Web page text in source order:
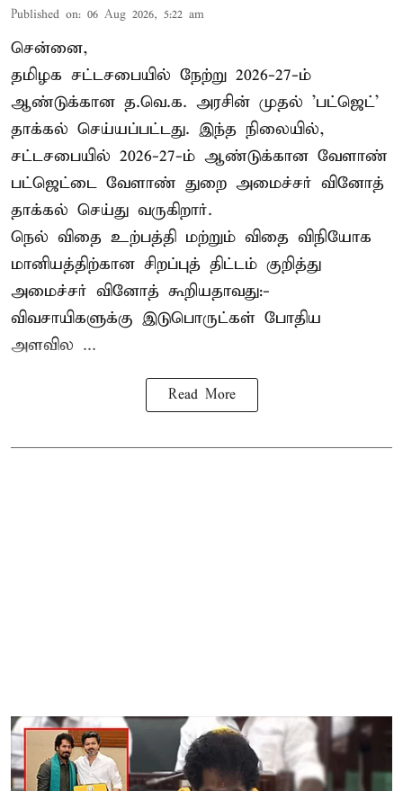
Published on: 06 Aug 2026, 5:22 am
சென்னை,
தமிழக சட்டசபையில் நேற்று 2026-27-ம்
ஆண்டுக்கான த.வெ.க. அரசின் முதல் 'பட்ஜெட்'
தாக்கல் செய்யப்பட்டது. இந்த நிலையில்,
சட்டசபையில் 2026-27-ம் ஆண்டுக்கான வேளாண்
பட்ஜெட்டை வேளாண் துறை அமைச்சர் வினோத்
தாக்கல் செய்து வருகிறார்.
நெல் விதை உற்பத்தி மற்றும் விதை விநியோக
மானியத்திற்கான சிறப்புத் திட்டம் குறித்து
அமைச்சர் வினோத் கூறியதாவது:-
விவசாயிகளுக்கு இடுபொருட்கள் போதிய
அளவில ...
Read More